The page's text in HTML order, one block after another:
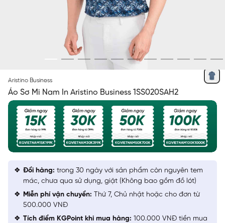
Aristino Business
Áo Sơ Mi Nam In Aristino Business 1SS020SAH2
Đổi hàng: trong 30 ngày với sản phẩm còn nguyên tem
mác, chưa qua sử dụng, giặt (Không bao gồm đồ lót)
Miễn phí vận chuyển: Thứ 7, Chủ nhật hoặc cho đơn từ
500.000 VNĐ
Tích điểm KGPoint khi mua hàng: 100.000 VNĐ tiền mua